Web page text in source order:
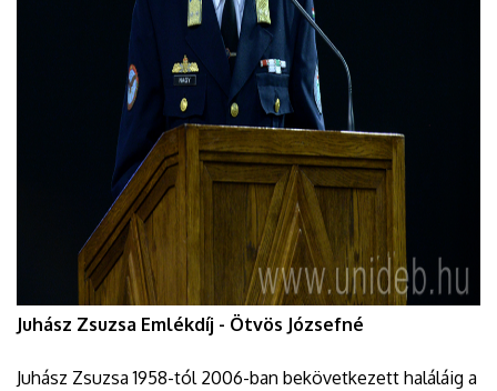
Juhász Zsuzsa Emlékdíj - Ötvös Józsefné
Juhász Zsuzsa 1958-tól 2006-ban bekövetkezett haláláig a